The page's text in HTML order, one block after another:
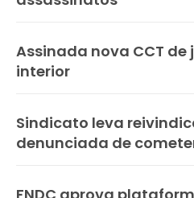
Assinada nova CCT
interior
Sindicato leva
denunciada de